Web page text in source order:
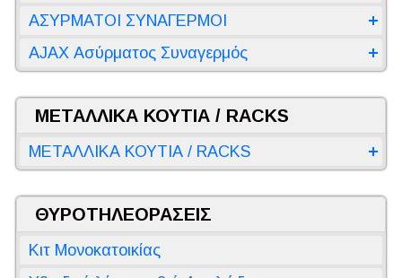
ΑΣΥΡΜΑΤΟΙ ΣΥΝΑΓΕΡΜΟΙ
AJAX Ασύρματος Συναγερμός
ΜΕΤΑΛΛΙΚΑ ΚΟΥΤΙΑ / RACKS
ΜΕΤΑΛΛΙΚΑ ΚΟΥΤΙΑ / RACKS
ΘΥΡΟΤΗΛΕΟΡΑΣΕΙΣ
Κιτ Μονοκατοικίας